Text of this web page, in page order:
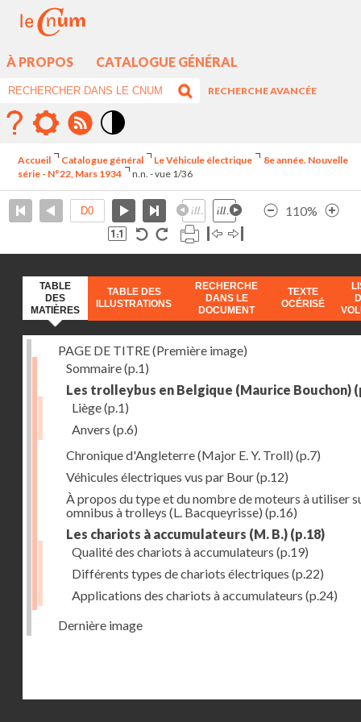
À PROPOS CATALOGUE GÉNÉRAL
RECHERCHE AVANCÉE
élévé
Accueil Catalogue général Le Véhicule électrique
8e année. Nouvelle
série - N°22, Mars 1934
n.n. - vue 1/36
110%
TABLE
DES
MATIÈRES
TABLE DES
ILLUSTRATIONS
RECHERCHE
DANS LE
DOCUMENT
TEXTE
OCÉRISÉ
PAGE DE TITRE (Première image)
Sommaire(p.1)
Les trolleybus en Belgique (Maurice Bouchon)
Liège(p.1)
Anvers (p.6)
Chronique d'Angleterre (Major E. Y. Troll) (p.7)
Véhicules électriques vus par Bour(p.12)
À propos du type et du nombre de moteurs à utiliser
omnibus à trolleys (L. Bacqueyrisse) (p.16)
Les chariots à accumulateurs (M. B.) (p.18)
Qualité des chariots à accumulateurs (p.19)
Différents types de chariots électriques (p.22)
Applications des chariots à accumulateurs (p.24)
Dernière image